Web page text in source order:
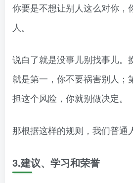
你要是不想让别人这么对你，
人。
说白了就是没事儿别找事儿。
就是第一，你不要祸害别人；
担这个风险，你就别做决定。
那根据这样的规则，我们普通
3.建议、学习和荣誉